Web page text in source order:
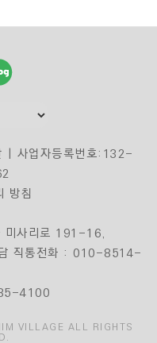
| 사업자등록번호:132-
방침
미사리로 191-16,
직통전화 : 010-8514-
4100
VILLAGE ALL RIGHTS